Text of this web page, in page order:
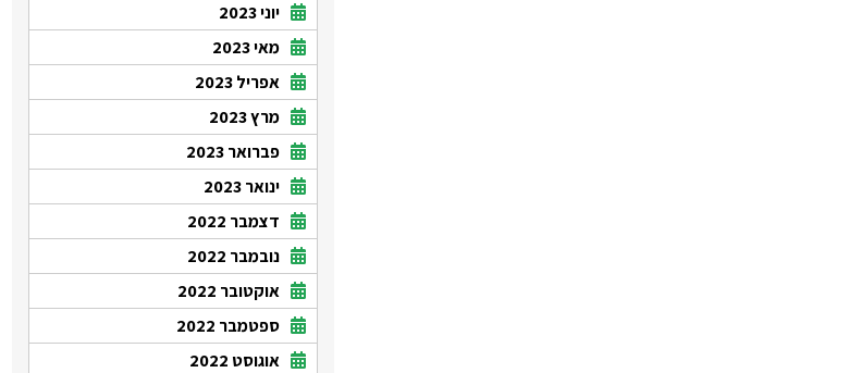
יוני 2023
מאי 2023
אפריל 2023
מרץ 2023
פברואר 2023
ינואר 2023
דצמבר 2022
נובמבר 2022
אוקטובר 2022
ספטמבר 2022
אוגוסט 2022